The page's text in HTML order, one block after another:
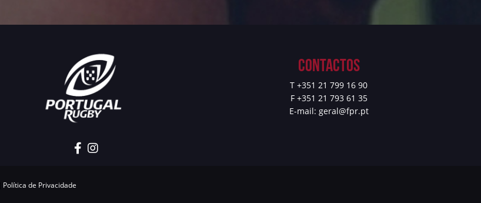
Contactos
T +351 21 799 16 90
F +351 21 793 61 35
E-mail: geral@fpr.pt
Política de Privacidade